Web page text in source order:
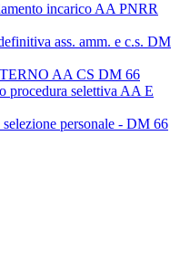
incarico AA PNRR
ass. amm. e c.s. DM
AA CS DM 66
procedura selettiva AA E
personale - DM 66